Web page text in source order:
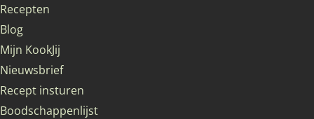
Recepten
Blog
Mijn KookJij
Nieuwsbrief
Recept insturen
Boodschappenlijst